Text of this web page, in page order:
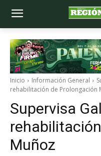
Inicio Información General
rehabilitación de Prolongación
Supervisa
Muñoz